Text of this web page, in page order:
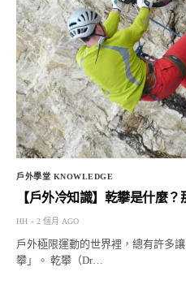
戶外學堂 KNOWLEDGE
【戶外冷知識】乾攀是什麼？
HH 2 個月 AGO
戶外極限運動的世界裡，總有許多
攀」。 乾攀（Dr…